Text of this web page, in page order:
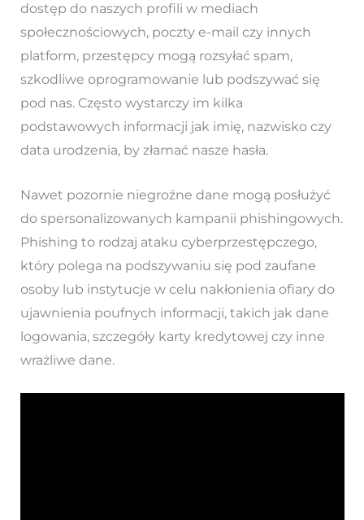
dostęp do naszych profili w mediach
społecznościowych, poczty e-mail czy innych
platform, przestępcy mogą rozsyłać spam,
szkodliwe oprogramowanie lub podszywać się
pod nas. Często wystarczy im kilka
podstawowych informacji jak imię, nazwisko czy
data urodzenia, by złamać nasze hasła.
Nawet pozornie niegroźne dane mogą posłużyć
do spersonalizowanych kampanii phishingowych.
Phishing to rodzaj ataku cyberprzestępczego,
który polega na podszywaniu się pod zaufane
osoby lub instytucje w celu nakłonienia ofiary do
ujawnienia poufnych informacji, takich jak dane
logowania, szczegóły karty kredytowej czy inne
wrażliwe dane.